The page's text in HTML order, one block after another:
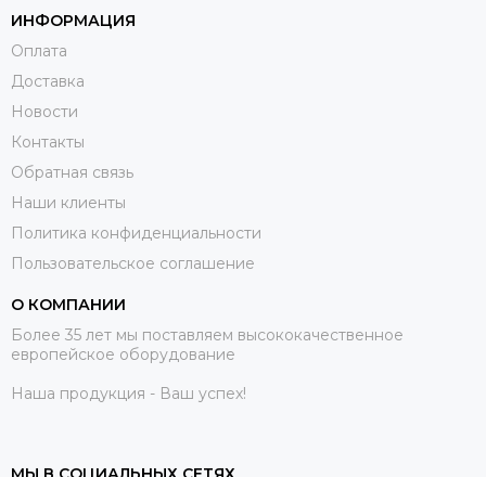
ИНФОРМАЦИЯ
Оплата
Доставка
Новости
Контакты
Обратная связь
Наши клиенты
Политика конфиденциальности
Пользовательское соглашение
О КОМПАНИИ
Более 35 лет мы поставляем высококачественное
европейское оборудование
Наша продукция - Ваш успех!